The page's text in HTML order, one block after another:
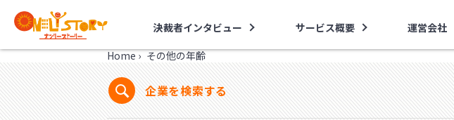
決裁者インタビュー サービス概要 運営会社
Home › その他の年齢
企業を検索する